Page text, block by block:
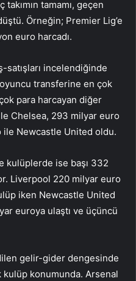
tamamı, geçen
Örneğin; Premier Lig’e
euro harcadı.
satışları incelendiğinde
transferine en çok
para harcayan diğer
Chelsea, 293 milyar euro
Newcastle United oldu.
kulüplerde ise başı 332
Liverpool 220 milyar euro
iken Newcastle United
euroya ulaştı ve üçüncü
gelir-gider dengesinde
kulüp konumunda. Arsenal